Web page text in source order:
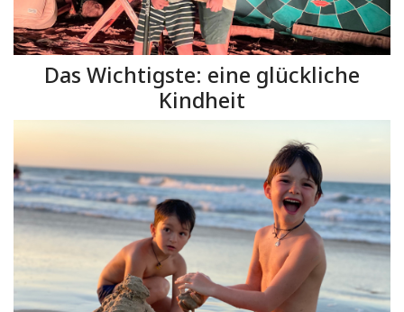
Das Wichtigste: eine glückliche
Kindheit